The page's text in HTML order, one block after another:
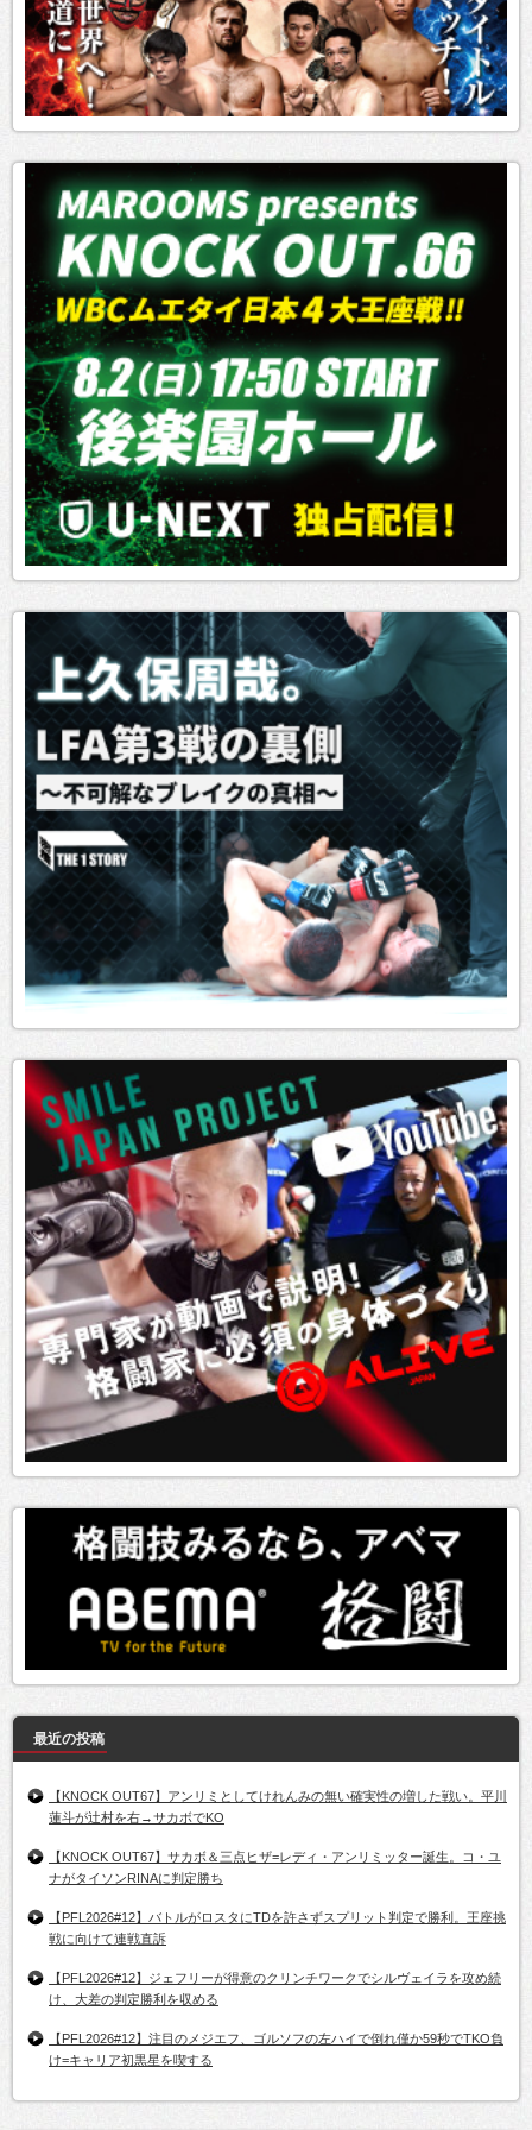
最近の投稿
【KNOCK OUT67】アンリミとしてけれんみの無い確実性の増した戦い。平川
蓮斗が辻村を右→サカボでKO
【KNOCK OUT67】サカボ＆三点ヒザ=レディ・アンリミッター誕生。コ・ユ
ナがタイソンRINAに判定勝ち
【PFL2026#12】バトルがロスタにTDを許さずスプリット判定で勝利。王座挑
戦に向けて連戦直訴
【PFL2026#12】ジェフリーが得意のクリンチワークでシルヴェイラを攻め続
け、大差の判定勝利を収める
【PFL2026#12】注目のメジエフ、ゴルソフの左ハイで倒れ僅か59秒でTKO負
け=キャリア初黒星を喫する